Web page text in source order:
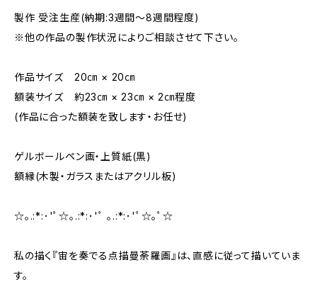
製作 受注生産(納期:3週間～8週間程度)
※他の作品の製作状況によりご相談させて下さい。
作品サイズ 20㎝ × 20㎝
額装サイズ 約23㎝ × 23㎝ × 2㎝程度
(作品に合った額装を致します・お任せ)
ゲルボールペン画・上質紙(黒)
額縁(木製・ガラスまたはアクリル板)
☆｡.:*:･'ﾟ☆｡.:*:･'ﾟ ｡.:*:･'ﾟ☆｡ﾟ☆
私の描く『宙を奏でる点描曼荼羅画』は、直感に従って描いていま
す。